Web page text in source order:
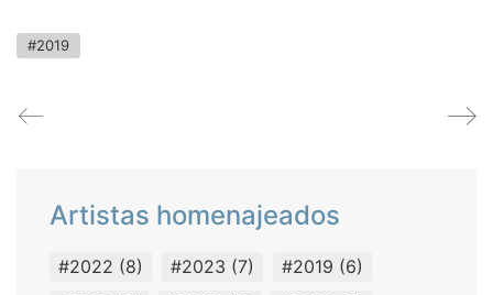
#2019
Artistas homenajeados
#2022 (8) #2023 (7) #2019 (6)